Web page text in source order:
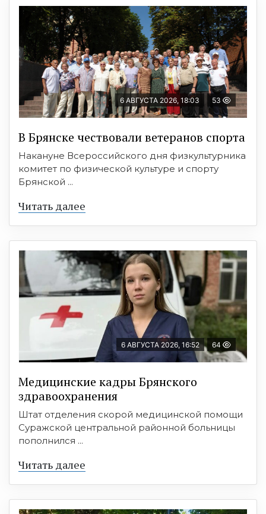
6 АВГУСТА 2026, 18:03 53
В Брянске чествовали ветеранов спорта
Накануне Всероссийского дня физкультурника
комитет по физической культуре и спорту
Брянской ...
Читать далее
6 АВГУСТА 2026, 16:52 64
Медицинские кадры Брянского
здравоохранения
Штат отделения скорой медицинской помощи
Суражской центральной районной больницы
пополнился ...
Читать далее